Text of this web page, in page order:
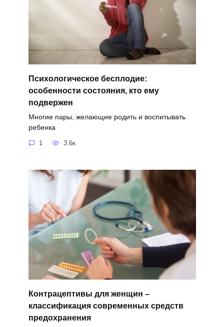
Психологическое бесплодие:
особенности состояния, кто ему
подвержен
Многие пары, желающие родить и воспитывать
ребенка
1 3.6к.
Контрацептивы для женщин –
классификация современных средств
предохранения